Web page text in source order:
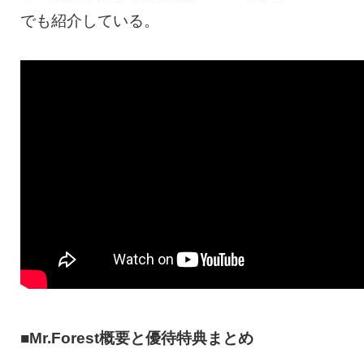
でも紹介している。
■Mr.Forest概要と優待特典まとめ